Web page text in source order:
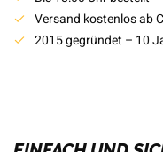
Versand kostenlos ab
2015 gegründet – 10